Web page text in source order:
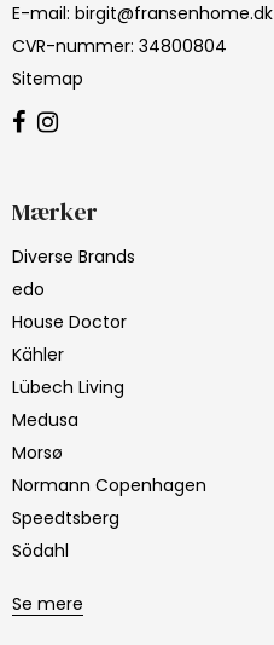
E-mail: birgit@fransenhome.dk
CVR-nummer: 34800804
Sitemap
Mærker
Diverse Brands
edo
House Doctor
Kähler
Lübech Living
Medusa
Morsø
Normann Copenhagen
Speedtsberg
Södahl
Se mere